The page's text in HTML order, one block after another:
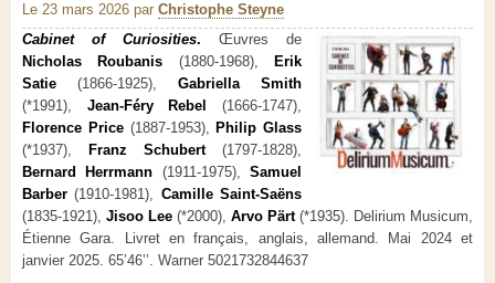
Le 23 mars 2026 par Christophe Steyne
Cabinet of Curiosities. Œuvres de
Nicholas Roubanis (1880-1968),
Erik
Satie (1866-1925), Gabriella Smith
(*1991), Jean-Féry Rebel
(1666-1747),
Florence Price(1887-1953), Philip Glass
(*1937),
Franz Schubert(1797-1828),
Bernard Herrmann (1911-1975),Samuel
Barber (1910-1981), Camille Saint-Saëns
(1835-1921), Jisoo Lee (*2000), Arvo Pärt(*1935). Delirium Musicum,
Étienne Gara. Livret en français, anglais, allemand. Mai 2024 et
janvier 2025. 65’46’’. Warner 5021732844637